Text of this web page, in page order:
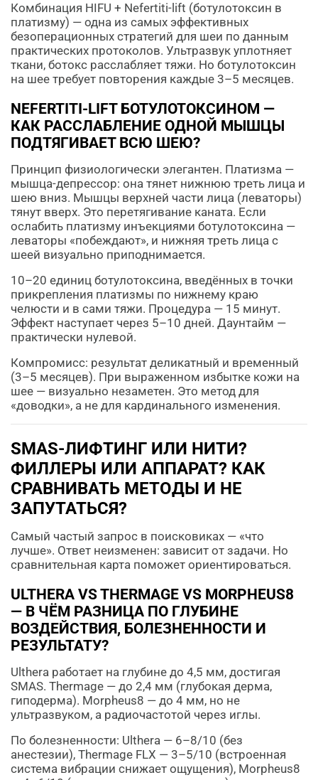
Комбинация HIFU + Nefertiti-lift (ботулотоксин в
платизму) — одна из самых эффективных
безоперационных стратегий для шеи по данным
практических протоколов. Ультразвук уплотняет
ткани, ботокс расслабляет тяжи. Но ботулотоксин
на шее требует повторения каждые 3–5 месяцев.
NEFERTITI-LIFT БОТУЛОТОКСИНОМ —
КАК РАССЛАБЛЕНИЕ ОДНОЙ МЫШЦЫ
ПОДТЯГИВАЕТ ВСЮ ШЕЮ?
Принцип физиологически элегантен. Платизма —
мышца-депрессор: она тянет нижнюю треть лица и
шею вниз. Мышцы верхней части лица (леваторы)
тянут вверх. Это перетягивание каната. Если
ослабить платизму инъекциями ботулотоксина —
леваторы «побеждают», и нижняя треть лица с
шеей визуально приподнимается.
10–20 единиц ботулотоксина, введённых в точки
прикрепления платизмы по нижнему краю
челюсти и в сами тяжи. Процедура — 15 минут.
Эффект наступает через 5–10 дней. Даунтайм —
практически нулевой.
Компромисс: результат деликатный и временный
(3–5 месяцев). При выраженном избытке кожи на
шее — визуально незаметен. Это метод для
«доводки», а не для кардинального изменения.
SMAS-ЛИФТИНГ ИЛИ НИТИ?
ФИЛЛЕРЫ ИЛИ АППАРАТ? КАК
СРАВНИВАТЬ МЕТОДЫ И НЕ
ЗАПУТАТЬСЯ?
Самый частый запрос в поисковиках — «что
лучше». Ответ неизменен: зависит от задачи. Но
сравнительная карта поможет ориентироваться.
ULTHERA VS THERMAGE VS MORPHEUS8
— В ЧЁМ РАЗНИЦА ПО ГЛУБИНЕ
ВОЗДЕЙСТВИЯ, БОЛЕЗНЕННОСТИ И
РЕЗУЛЬТАТУ?
Ulthera работает на глубине до 4,5 мм, достигая
SMAS. Thermage — до 2,4 мм (глубокая дерма,
гиподерма). Morpheus8 — до 4 мм, но не
ультразвуком, а радиочастотой через иглы.
По болезненности: Ulthera — 6–8/10 (без
анестезии), Thermage FLX — 3–5/10 (встроенная
система вибрации снижает ощущения), Morpheus8